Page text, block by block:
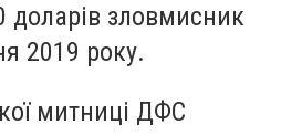
доларів зловмисник
2019 року.
митниці ДФС